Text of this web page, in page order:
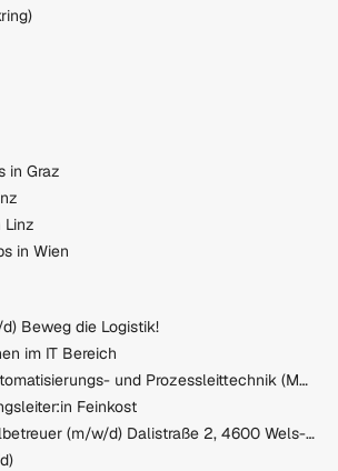
in Graz
Linz
in Wien
Beweg die Logistik!
im IT Bereich
Elektrotechnik - Automatisierungs- und Prozessleittechnik (Modul) - ALPEN-MAYKESTAG GmbH
Feinkost
BACKBOX- & Regalbetreuer (m/w/d) Dalistraße 2, 4600 Wels-Nord